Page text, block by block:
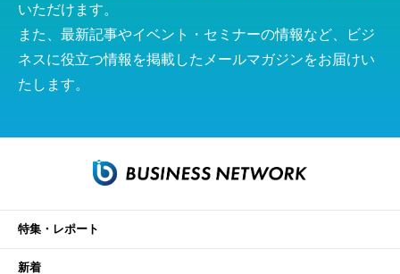
いただけます。
また、最新記事やイベント・セミナーの情報など、ビジ
ネスに役立つ情報を掲載したメールマガジンをお届けい
たします。
特集・レポート
新着